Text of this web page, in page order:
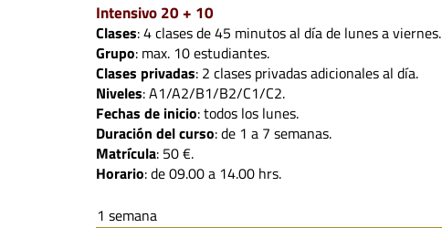
Intensivo 20 + 10
Clases: 4 clases de 45 minutos al día de lunes a viernes.
Grupo: max. 10 estudiantes.
Clases privadas: 2 clases privadas adicionales al día.
Niveles: A1/A2/B1/B2/C1/C2.
Fechas de inicio: todos los lunes.
Duración del curso: de 1 a 7 semanas.
Matrícula: 50 €.
Horario: de 09.00 a 14.00 hrs.
1 semana